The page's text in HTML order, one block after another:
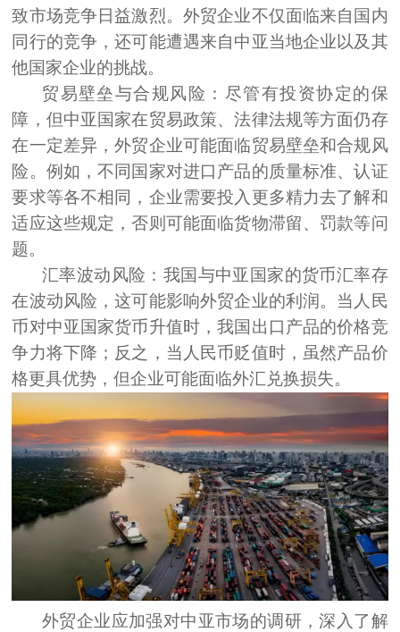
致市场竞争日益激烈。外贸企业不仅面临来自国内
同行的竞争，还可能遭遇来自中亚当地企业以及其
他国家企业的挑战。
贸易壁垒与合规风险： 尽管有投资协定的保
障，但中亚国家在贸易政策、法律法规等方面仍存
在一定差异，外贸企业可能面临贸易壁垒和合规风
险。例如，不同国家对进口产品的质量标准、认证
要求等各不相同，企业需要投入更多精力去了解和
适应这些规定，否则可能面临货物滞留、罚款等问
题。
汇率波动风险： 我国与中亚国家的货币汇率存
在波动风险，这可能影响外贸企业的利润。当人民
币对中亚国家货币升值时，我国出口产品的价格竞
争力将下降；反之，当人民币贬值时，虽然产品价
格更具优势，但企业可能面临外汇兑换损失。
外贸企业应加强对中亚市场的调研，深入了解